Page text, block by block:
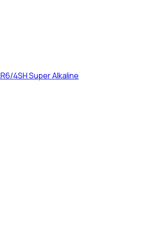
4SH Super Alkaline